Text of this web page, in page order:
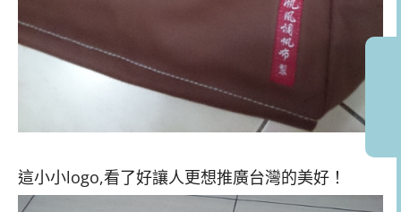
這小小logo,看了好讓人更想推廣台灣的美好！